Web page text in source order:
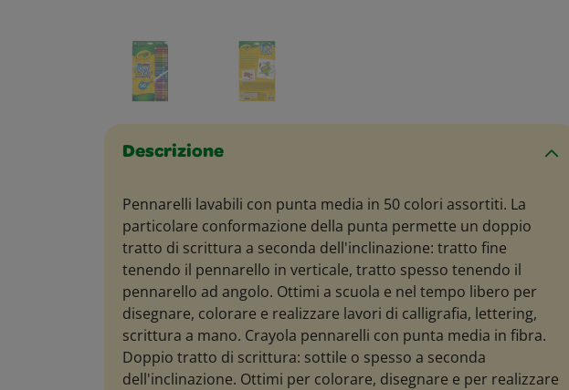
Descrizione
Pennarelli lavabili con punta media in 50 colori assortiti. La
particolare conformazione della punta permette un doppio
tratto di scrittura a seconda dell'inclinazione: tratto fine
tenendo il pennarello in verticale, tratto spesso tenendo il
pennarello ad angolo. Ottimi a scuola e nel tempo libero per
disegnare, colorare e realizzare lavori di calligrafia, lettering,
scrittura a mano. Crayola pennarelli con punta media in fibra.
Doppio tratto di scrittura: sottile o spesso a seconda
dell'inclinazione. Ottimi per colorare, disegnare e per realizzare